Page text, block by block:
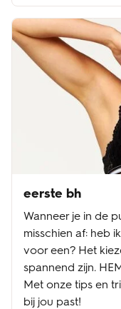
eerste bh
Wanneer je in de
misschien af: heb
voor een? Het
spannend zijn.
Met onze tips en
bij jou past!